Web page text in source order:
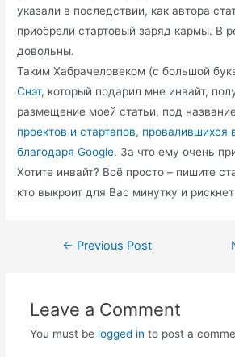
указали в последствии, как автора
приобрели стартовый заряд кармы. В
довольны.
Таким Хабрачеловеком (с большой
Снэт, который подарил мне инвайт,
размещение моей статьи, под
проектов и стартапов, провалившихся
благодаря Google. За что ему очень
Хотите инвайт? Всё просто – пишите
кто выкроит для Вас минутку и
Post← Previous Post
Leave a Comment
You must be logged in to post a